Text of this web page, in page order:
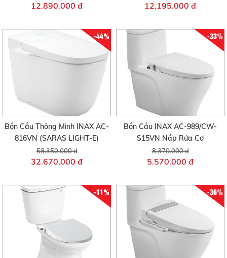
12.890.000 đ 12.195.000 đ
-44%
Bồn Cầu Thông Minh INAX AC-
816VN (SARAS LIGHT-E)
58.350.000 đ
32.670.000 đ
-33%
Bồn Cầu INAX AC-989/CW-
S15VN Nắp Rửa Cơ
8.370.000 đ
5.570.000 đ
-11% -36%